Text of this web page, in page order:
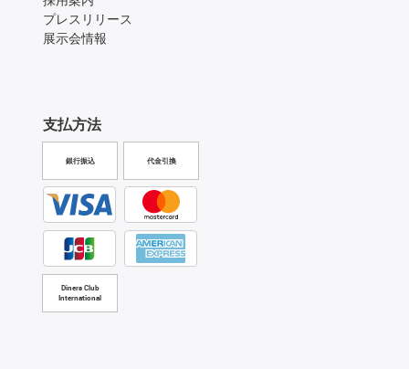
プレスリリース
展示会情報
支払方法
銀行振込 代金引換
Diners Club
International